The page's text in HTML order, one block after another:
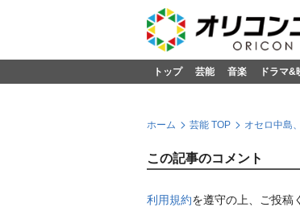
トップ 芸能 音楽 ドラマ&
ホーム 芸能 TOP オセロ中島
この記事のコメント
利用規約を遵守の上、ご投稿